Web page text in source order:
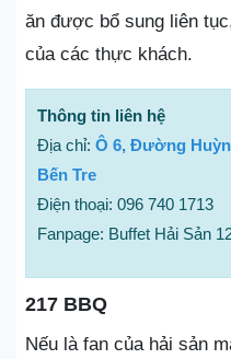
ăn được bổ sung liên
của các thực khách.
Thông tin liên hệ
Địa chỉ: Ô 6, Đường
Bến Tre
Điện thoại: 096 740 1713
Fanpage: Buffet Hải Sản
217 BBQ
Nếu là fan của hải sản